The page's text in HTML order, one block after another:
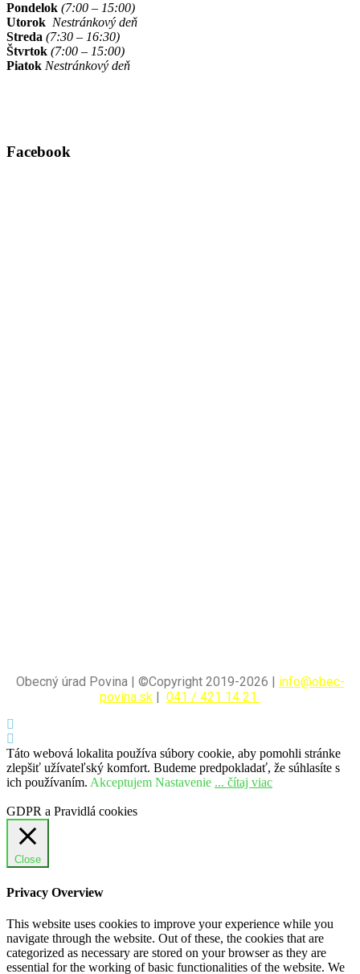
Pondelok (7:00 – 15:00)
Utorok Nestránkový deň
Streda (7:30 – 16:30)
Štvrtok (7:00 – 15:00)
Piatok Nestránkový deň
Facebook
Obecný úrad Povina | ©Copyright 2019-2026 | info@obec-
povina.sk
041 / 421 14 21
Táto webová lokalita používa súbory cookie, aby pomohli stránke
zlepšiť užívateľský komfort. Budeme predpokladať, že súhlasíte s
ich používaním. Akceptujem Nastavenie ... čítaj viac
GDPR a Pravidlá cookies
Close
Privacy Overview
This website uses cookies to improve your experience while you
navigate through the website. Out of these, the cookies that are
categorized as necessary are stored on your browser as they are
essential for the working of basic functionalities of the website. We